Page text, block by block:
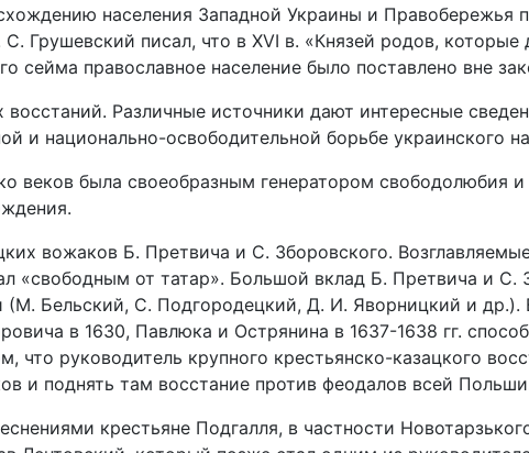
населения Западной Украины и Правобережья
Грушевский писал, что в XVI в. «Князей родов,
сейма православное население было поставлено вне
Различные источники дают интересные
и национально-освободительной борьбе украинского
веков была своеобразным генератором свободолюбия
вожаков Б. Претвича и С. Зборовского.
«свободным от татар». Большой вклад Б. Претвича и С.
(М. Бельский, С. Подгородецкий, Д. И. Яворницкий и др.).
в 1630, Павлюка и Острянина в 1637-1638 гг.
руководитель крупного крестьянско-казацкого
и поднять там восстание против феодалов всей
крестьяне Подгалля, в частности